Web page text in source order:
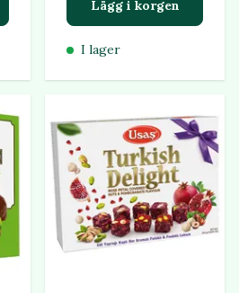
Lägg i korgen
I lager